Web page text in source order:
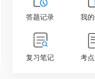
答题记录 我
复习笔记 考